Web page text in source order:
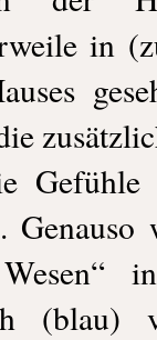
in
Gefühle
(blau)